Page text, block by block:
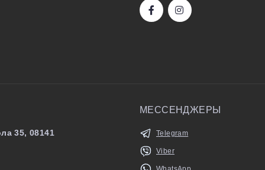
35, 08141
МЕССЕНДЖЕРЫ
Telegram
Viber